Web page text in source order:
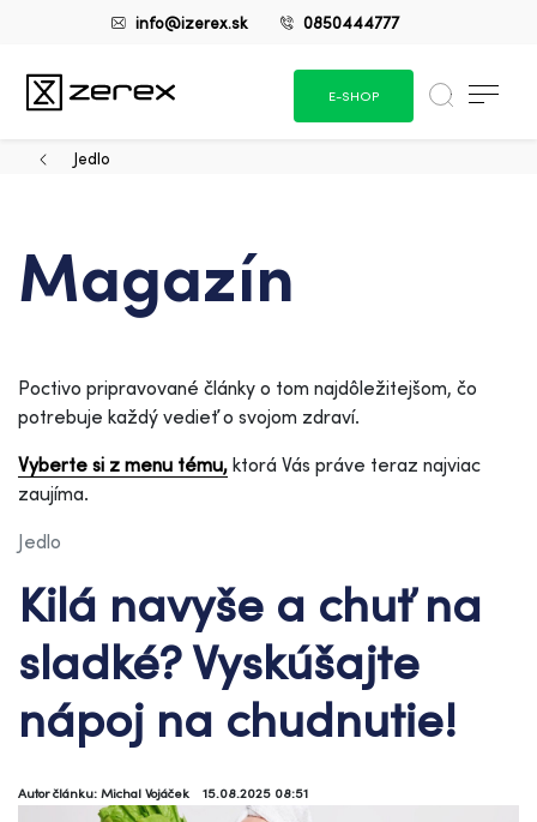
info@izerex.sk 0850444777
E-SHOP
Jedlo
Magazín
Poctivo pripravované články o tom najdôležitejšom, čo
potrebuje každý vedieť o svojom zdraví.
Vyberte si z menu tému, ktorá Vás práve teraz najviac
zaujíma.
Jedlo
Kilá navyše a chuť na
sladké? Vyskúšajte
nápoj na chudnutie!
Autor článku: Michal Vojáček 15.08.2025 08:51